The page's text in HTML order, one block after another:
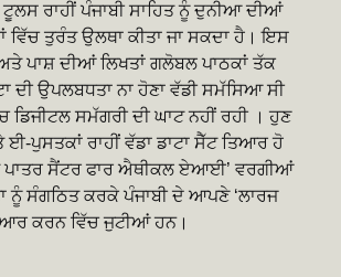
ਰਾਹੀਂ ਪੰਜਾਬੀ ਸਾਹਿਤ ਨੂੰ ਦੁਨੀਆ ਦੀਆਂ
ਵਿੱਚ ਤੁਰੰਤ ਉਲਥਾ ਕੀਤਾ ਜਾ ਸਕਦਾ ਹੈ। ਇਸ
ਪਾਸ਼ ਦੀਆਂ ਲਿਖਤਾਂ ਗਲੋਬਲ ਪਾਠਕਾਂ ਤੱਕ
ਦੀ ਉਪਲਬਧਤਾ ਨਾ ਹੋਣਾ ਵੱਡੀ ਸਮੱਸਿਆ ਸੀ
ਡਿਜੀਟਲ ਸਮੱਗਰੀ ਦੀ ਘਾਟ ਨਹੀਂ ਰਹੀ । ਹੁਣ
ਪੁਸਤਕਾਂ ਰਾਹੀਂ ਵੱਡਾ ਡਾਟਾ ਸੈੱਟ ਤਿਆਰ ਹੋ
ਪਾਤਰ ਸੈਂਟਰ ਫਾਰ ਐਥੀਕਲ ਏਆਈ’ ਵਰਗੀਆਂ
ਨੂੰ ਸੰਗਠਿਤ ਕਰਕੇ ਪੰਜਾਬੀ ਦੇ ਆਪਣੇ ‘ਲਾਰਜ
ਕਰਨ ਵਿੱਚ ਜੁਟੀਆਂ ਹਨ।